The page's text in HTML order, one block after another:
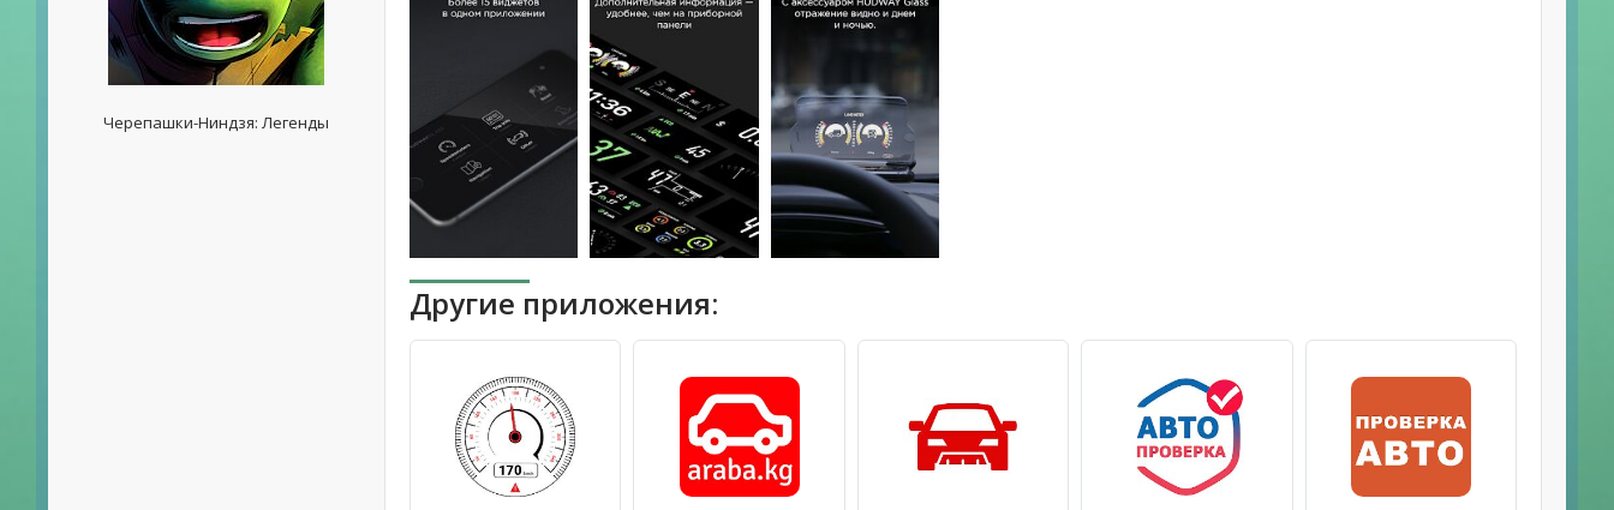
Черепашки-Ниндзя: Легенды
Другие приложения: